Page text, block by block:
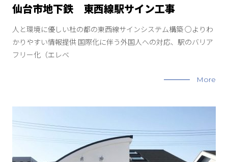
仙台市地下鉄 東西線駅サイン工事
人と環境に優しい杜の都の東西線サインシステム構築 ○よりわ
かりやすい情報提供 国際化に伴う外国人への対応、駅のバリア
フリー化（エレベ
More